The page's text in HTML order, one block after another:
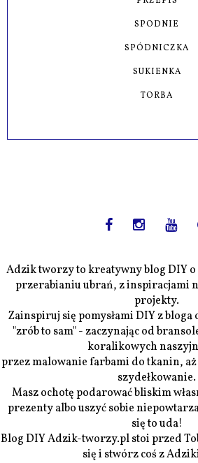
SPODNIE
SPÓDNICZKA
SUKIENKA
TORBA
Adzik tworzy to kreatywny blog DIY
przerabianiu ubrań, z inspiracjami
projekty.
Zainspiruj się pomysłami DIY z
"zrób to sam" - zaczynając od
koralikowych
przez malowanie farbami do tkanin,
szydełkowanie.
Masz ochotę podarować bliskim
prezenty albo uszyć sobie
się to uda!
Blog DIY Adzik-tworzy.pl stoi przed
się i stwórz coś z